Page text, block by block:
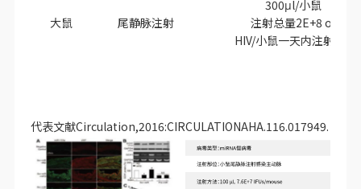
大鼠 尾静脉注射
300μl/小鼠
注射总量2E+8 of
HIV/小鼠一天内注射2次
代表文献Circulation,2016:CIRCULATIONAHA.116.017949.